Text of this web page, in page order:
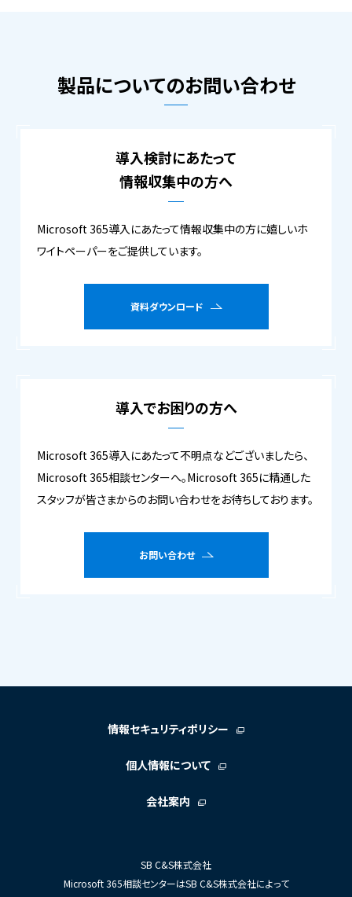
製品についてのお問い合わせ
導入検討にあたって
情報収集中の方へ
Microsoft 365導入にあたって情報収集中の方に嬉しいホ
ワイトペーパーをご提供しています。
資料ダウンロード
導入でお困りの方へ
Microsoft 365導入にあたって不明点などございましたら、
Microsoft 365相談センターへ。Microsoft 365に精通した
スタッフが皆さまからのお問い合わせをお待ちしております。
お問い合わせ
情報セキュリティポリシー
個人情報について
会社案内
SB C&S株式会社
Microsoft 365相談センターはSB C&S株式会社によって